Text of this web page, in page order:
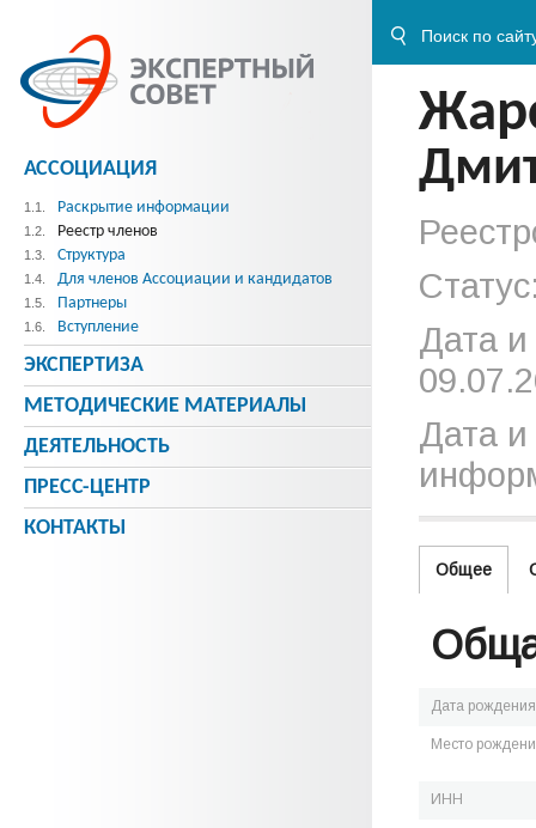
Дата
Дата и
Общее
Дата рождения
Место
ИНН
АССОЦИАЦИЯ
1.1. Раскрытие информации
1.2. Реестр членов
1.3. Структура
1.4. Для членов Ассоциации и кандидатов
1.5. Партнеры
1.6. Вступление
ЭКСПЕРТИЗА
МЕТОДИЧЕСКИE МАТЕРИАЛЫ
ДЕЯТЕЛЬНОСТЬ
ПРЕСС-ЦЕНТР
КОНТАКТЫ